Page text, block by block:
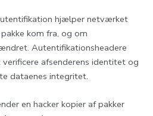
hjælper netværket
kom fra, og om
Autentifikationsheadere
afsenderens identitet og
dataenes integritet.
en hacker kopier af pakker